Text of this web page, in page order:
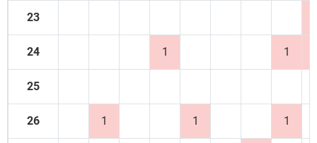
23
24 1 1
25
26 1 1 1